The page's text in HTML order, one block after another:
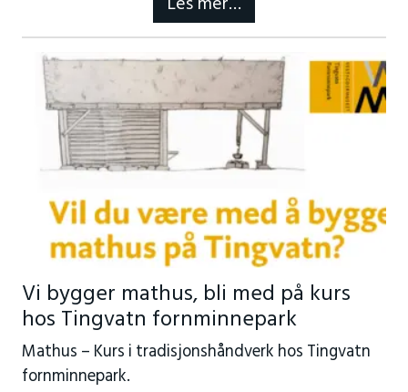
Vi bygger mathus, bli med på kurs
hos Tingvatn fornminnepark
Mathus – Kurs i tradisjonshåndverk hos Tingvatn
fornminnepark.